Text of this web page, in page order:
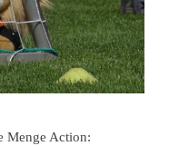
Menge Action: